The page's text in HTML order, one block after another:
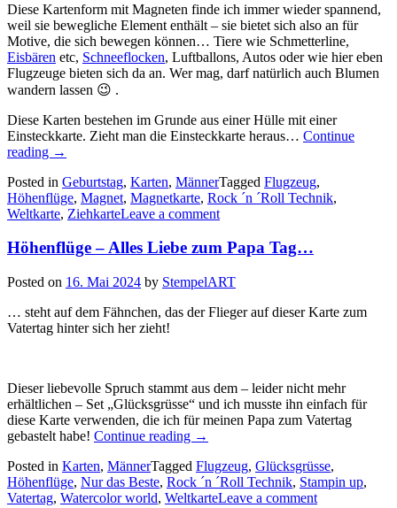
Diese Kartenform mit Magneten finde ich immer wieder spannend,
weil sie bewegliche Element enthält – sie bietet sich also an für
Motive, die sich bewegen können… Tiere wie Schmetterline,
Eisbären etc, Schneeflocken, Luftballons, Autos oder wie hier eben
Flugzeuge bieten sich da an. Wer mag, darf natürlich auch Blumen
wandern lassen 😉 .
Diese Karten bestehen im Grunde aus einer Hülle mit einer
Einsteckkarte. Zieht man die Einsteckkarte heraus… Continue
reading „Höhenflüge
eine
Ziehkarte
mit
→
Posted in Geburtstag, Karten, MännerTagged Flugzeug,
Höhenflüge, Magnet, Magnetkarte, Rock ´n ´Roll Technik,
Weltkarte, ZiehkarteLeave a comment
Höhenflüge – Alles Liebe zum Papa Tag…
Posted on 16. Mai 2024 by StempelART
… steht auf dem Fähnchen, das der Flieger auf dieser Karte zum
Vatertag hinter sich her zieht!
Dieser liebevolle Spruch stammt aus dem – leider nicht mehr
erhältlichen – Set „Glücksgrüsse“ und ich musste ihn einfach für
diese Karte verwenden, die ich für meinen Papa zum Vatertag
gebastelt habe! Continue reading „Höhenflüge
Alles
Liebe
zum
→
Posted in Karten, MännerTagged Flugzeug, Glücksgrüsse,
Höhenflüge, Nur das Beste, Rock ´n ´Roll Technik, Stampin up,
Vatertag, Watercolor world, WeltkarteLeave a comment